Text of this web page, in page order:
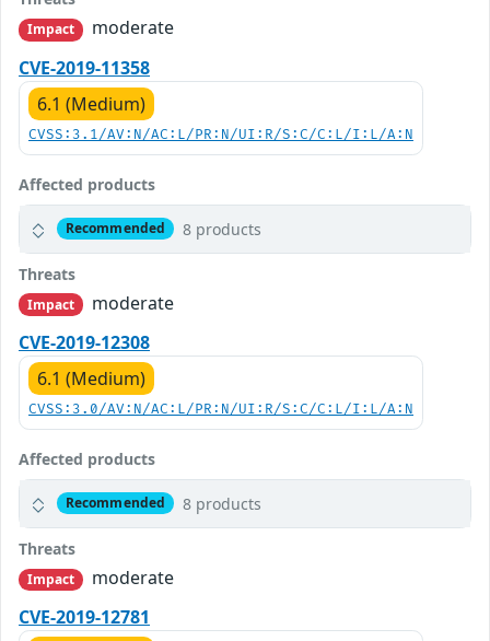
Impact
moderate
CVE-2019-11358
6.1 (Medium)
CVSS:3.1/AV:N/AC:L/PR:N/UI:R/S:C/C:L/I:L/A:N
Affected products
Recommended 8 products
Threats
Impact
moderate
CVE-2019-12308
6.1 (Medium)
CVSS:3.0/AV:N/AC:L/PR:N/UI:R/S:C/C:L/I:L/A:N
Affected products
Recommended 8 products
Threats
Impact
moderate
CVE-2019-12781